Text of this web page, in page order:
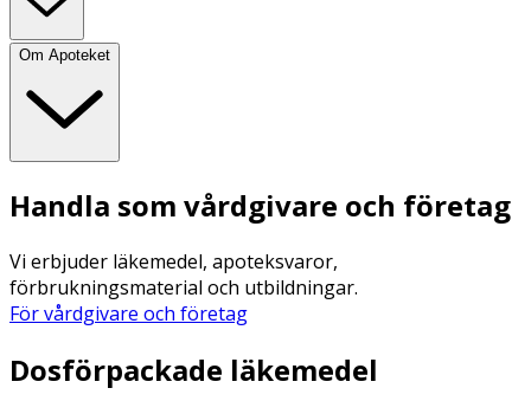
Om Apoteket
Handla som vårdgivare och företag
Vi erbjuder läkemedel, apoteksvaror,
förbrukningsmaterial och utbildningar.
För vårdgivare och företag
Dosförpackade läkemedel